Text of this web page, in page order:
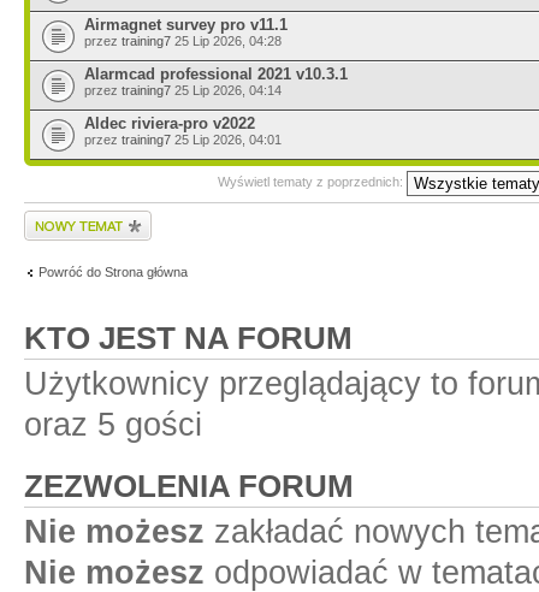
Airmagnet survey pro v11.1
przez training7 25 Lip 2026, 04:28
Alarmcad professional 2021 v10.3.1
przez training7 25 Lip 2026, 04:14
Aldec riviera-pro v2022
przez training7 25 Lip 2026, 04:01
Wyświetl tematy z poprzednich:
Wyślij nowy temat
Powróć do Strona główna
KTO JEST NA FORUM
Użytkownicy przeglądający to
oraz 5 gości
ZEZWOLENIA FORUM
Nie możesz zakładać nowych
Nie możesz odpowiadać w